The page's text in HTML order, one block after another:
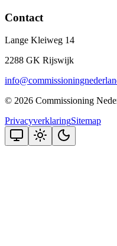
Contact
Lange Kleiweg 14
2288 GK Rijswijk
© 2026 Commissioning
PrivacyverklaringSitemap